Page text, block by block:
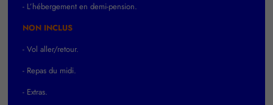
- L’hébergement en demi-pension.
NON INCLUS
- Vol aller/retour.
- Repas du midi.
- Extras.